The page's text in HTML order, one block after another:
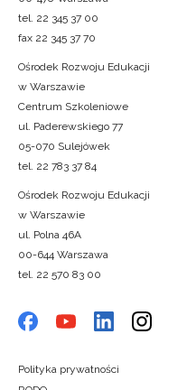
tel. 22 345 37 00
fax 22 345 37 70
Ośrodek Rozwoju Edukacji
w Warszawie
Centrum Szkoleniowe
ul. Paderewskiego 77
05-070 Sulejówek
tel. 22 783 37 84
Ośrodek Rozwoju Edukacji
w Warszawie
ul. Polna 46A
00-644 Warszawa
tel. 22 570 83 00
Polityka prywatności